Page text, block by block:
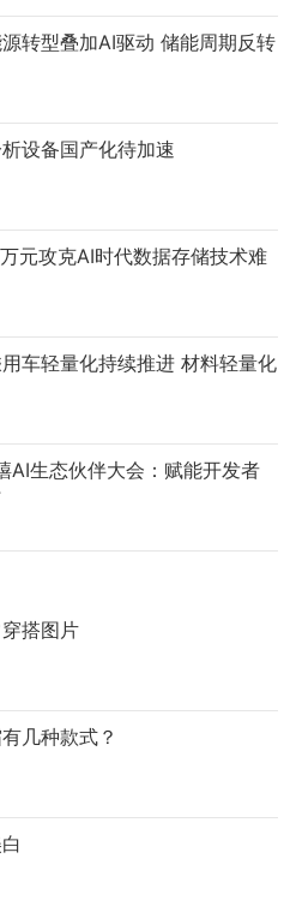
转型叠加AI驱动 储能周期反转
设备国产化待加速
元攻克AI时代数据存储技术难
车轻量化持续推进 材料轻量化
AI生态伙伴大会：赋能开发者
搭图片
几种款式？